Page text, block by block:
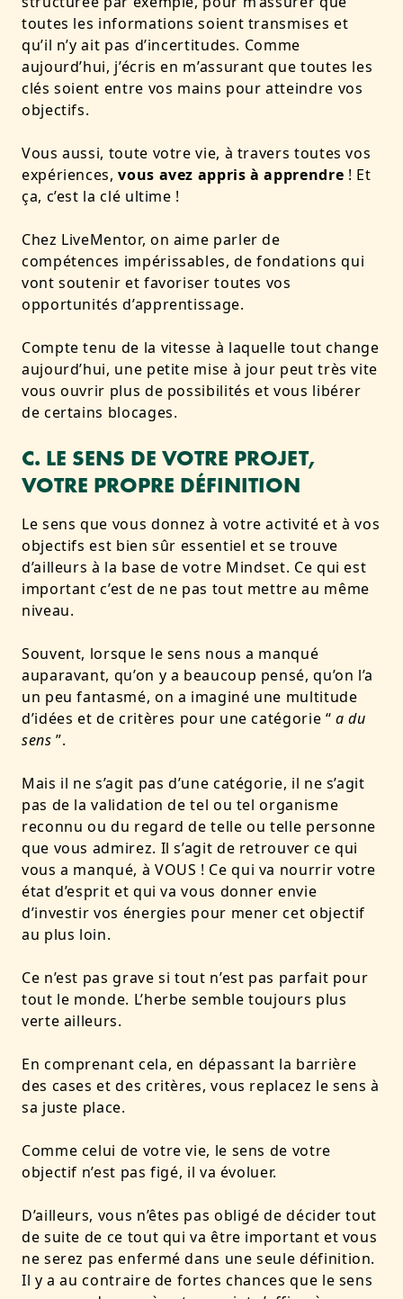
toutes les informations soient transmises et
qu’il n’y ait pas d’incertitudes. Comme
aujourd’hui, j’écris en m’assurant que toutes les
clés soient entre vos mains pour atteindre vos
objectifs.
Vous aussi, toute votre vie, à travers toutes vos
expériences,vous avez appris à apprendre ! Et
ça, c’est la clé ultime !
Chez LiveMentor, on aime parler de
compétences impérissables, de fondations qui
vont soutenir et favoriser toutes vos
opportunités d’apprentissage.
Compte tenu de la vitesse à laquelle tout change
aujourd’hui, une petite mise à jour peut très vite
vous ouvrir plus de possibilités et vous libérer
de certains blocages.
C. LE SENS DE VOTRE PROJET,
VOTRE PROPRE DÉFINITION
Le sens que vous donnez à votre activité et à vos
objectifs est bien sûr essentiel et se trouve
d’ailleurs à la base de votre Mindset. Ce qui est
important c’est de ne pas tout mettre au même
niveau.
Souvent, lorsque le sens nous a manqué
auparavant, qu’on y a beaucoup pensé, qu’on l’a
un peu fantasmé, on a imaginé une multitude
d’idées et de critères pour une catégorie “a du
sens”.
Mais il ne s’agit pas d’une catégorie, il ne s’agit
pas de la validation de tel ou tel organisme
reconnu ou du regard de telle ou telle personne
que vous admirez. Il s’agit de retrouver ce qui
vous a manqué, à VOUS ! Ce qui va nourrir votre
état d’esprit et qui va vous donner envie
d’investir vos énergies pour mener cet objectif
au plus loin.
Ce n’est pas grave si tout n’est pas parfait pour
tout le monde. L’herbe semble toujours plus
verte ailleurs.
En comprenant cela, en dépassant la barrière
des cases et des critères, vous replacez le sens à
sa juste place.
Comme celui de votre vie, le sens de votre
objectif n’est pas figé, il va évoluer.
D’ailleurs, vous n’êtes pas obligé de décider tout
de suite de ce tout qui va être important et vous
ne serez pas enfermé dans une seule définition.
Il y a au contraire de fortes chances que le sens